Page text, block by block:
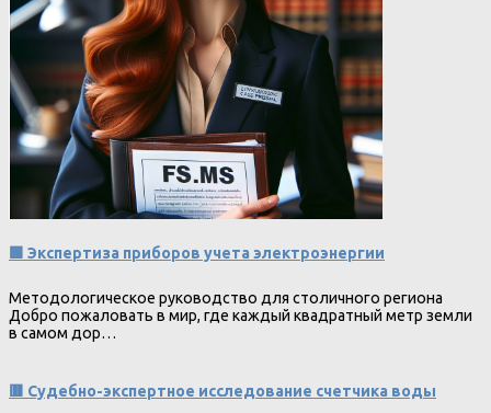
🟩 Экспертиза приборов учета электроэнергии
Методологическое руководство для столичного региона
Добро пожаловать в мир, где каждый квадратный метр земли
в самом дор…
🟥 Судебно-экспертное исследование счетчика воды